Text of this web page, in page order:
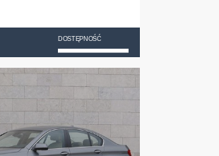
DOSTĘPNOŚĆ